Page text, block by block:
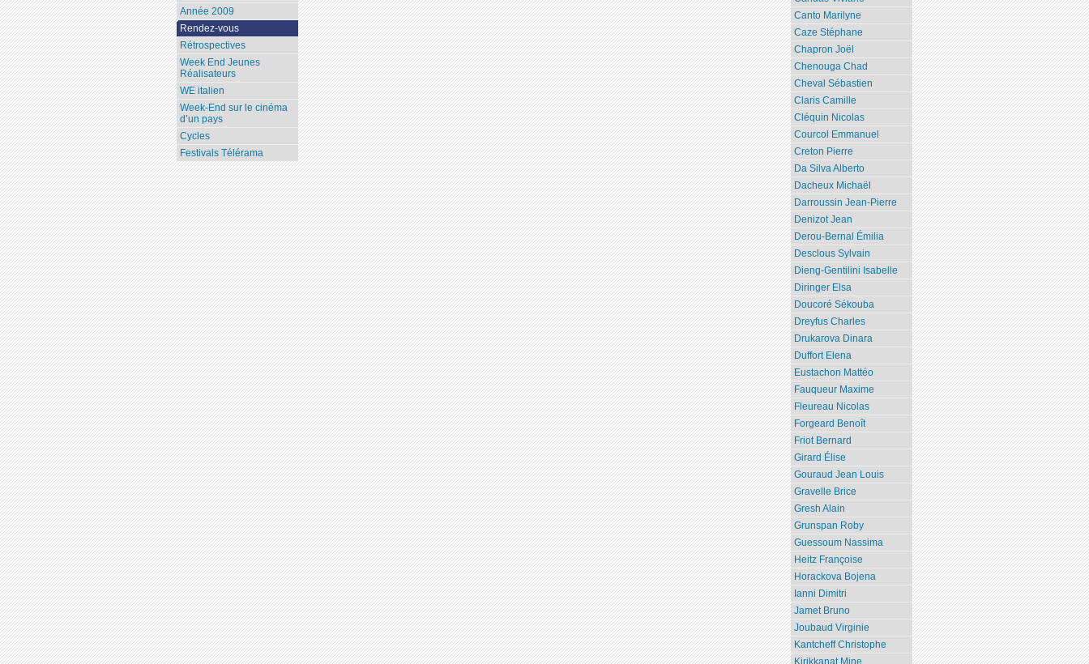
Canto Marilyne
Caze Stéphane
Chapron Joël
Chenouga Chad
Cheval Sébastien
Claris Camille
Cléquin Nicolas
Courcol Emmanuel
Creton Pierre
Da Silva Alberto
Dacheux Michaël
Darroussin Jean-Pierre
Denizot Jean
Derou-Bernal Émilia
Desclous Sylvain
Dieng-Gentilini Isabelle
Diringer Elsa
Doucoré Sékouba
Dreyfus Charles
Drukarova Dinara
Duffort Elena
Eustachon Mattéo
Fauqueur Maxime
Fleureau Nicolas
Forgeard Benoît
Friot Bernard
Girard Élise
Gouraud Jean Louis
Gravelle Brice
Gresh Alain
Grunspan Roby
Guessoum Nassima
Heitz Françoise
Horackova Bojena
Ianni Dimitri
Jamet Bruno
Joubaud Virginie
Kantcheff Christophe
Année 2009
Rendez-vous
Rétrospectives
Week End Jeunes
Réalisateurs
WE italien
Week-End sur le cinéma
d’un pays
Cycles
Festivals Télérama